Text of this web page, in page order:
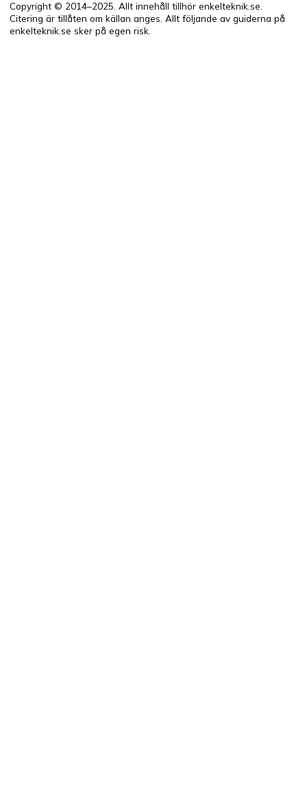
Copyright © 2014–2025. Allt innehåll tillhör enkelteknik.se.
Citering är tillåten om källan anges. Allt följande av guiderna på
enkelteknik.se sker på egen risk.